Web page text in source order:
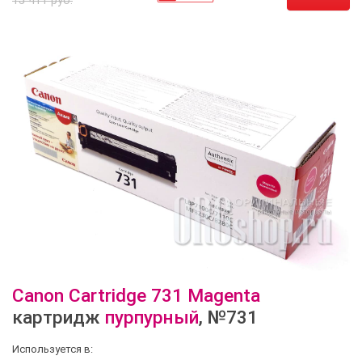
Canon Cartridge 731 Magenta
картридж пурпурный, №731
Используется в: